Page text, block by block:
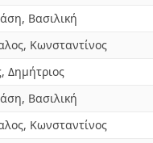
Βασιλική
Κωνσταντίνος
Δημήτριος
Βασιλική
Κωνσταντίνος